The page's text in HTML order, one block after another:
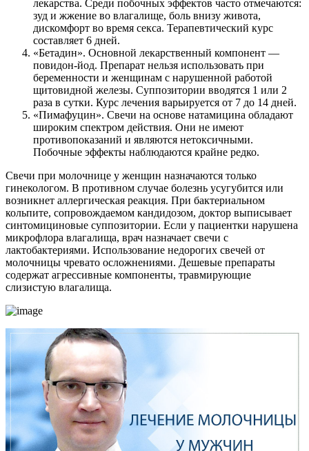
лекарства. Среди побочных эффектов часто отмечаются:
зуд и жжение во влагалище, боль внизу живота,
дискомфорт во время секса. Терапевтический курс
составляет 6 дней.
«Бетадин». Основной лекарственный компонент —
повидон-йод. Препарат нельзя использовать при
беременности и женщинам с нарушенной работой
щитовидной железы. Суппозитории вводятся 1 или 2
раза в сутки. Курс лечения варьируется от 7 до 14 дней.
«Пимафуцин». Свечи на основе натамицина обладают
широким спектром действия. Они не имеют
противопоказаний и являются нетоксичными.
Побочные эффекты наблюдаются крайне редко.
Свечи при молочнице у женщин назначаются только
гинекологом. В противном случае болезнь усугубится или
возникнет аллергическая реакция. При бактериальном
кольпите, сопровождаемом кандидозом, доктор выписывает
синтомициновые суппозитории. Если у пациентки нарушена
микрофлора влагалища, врач назначает свечи с
лактобактериями. Использование недорогих свечей от
молочницы чревато осложнениями. Дешевые препараты
содержат агрессивные компоненты, травмирующие
слизистую влагалища.